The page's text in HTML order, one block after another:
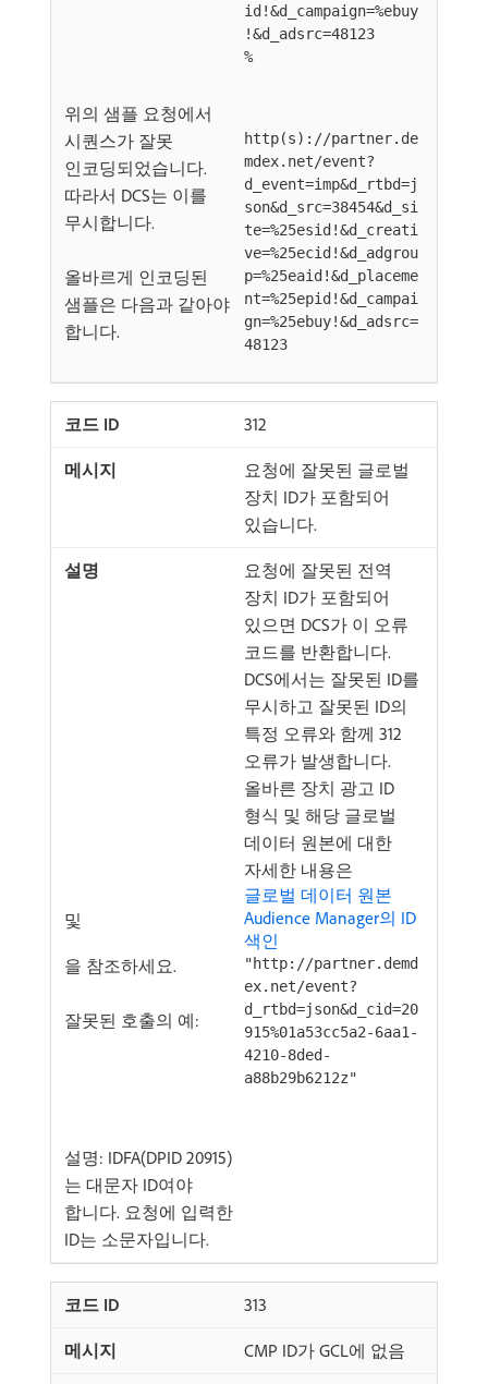
id!&d_campaign=%ebuy
!&d_adsrc=48123
위의 샘플 요청에서
%
시퀀스가 잘못
인코딩되었습니다.
따라서 DCS는 이를
무시합니다.
올바르게 인코딩된
샘플은 다음과 같아야
합니다.
http(s)://partner.de
mdex.net/event?
d_event=imp&d_rtbd=j
son&d_src=38454&d_si
te=%25esid!&d_creati
ve=%25ecid!&d_adgrou
p=%25eaid!&d_placeme
nt=%25epid!&d_campai
gn=%25ebuy!&d_adsrc=
48123
312
요청에 잘못된 글로벌
장치 ID가 포함되어
있습니다.
요청에 잘못된 전역
장치 ID가 포함되어
있으면 DCS가 이 오류
코드를 반환합니다.
DCS에서는 잘못된 ID를
무시하고 잘못된 ID의
특정 오류와 함께 312
오류가 발생합니다.
올바른 장치 광고 ID
형식 및 해당 글로벌
데이터 원본에 대한
자세한 내용은
글로벌 데이터 원본
및
Audience Manager의 ID
색인
을 참조하세요.
잘못된 호출의 예:
"http://partner.demd
ex.net/event?
d_rtbd=json&d_cid=20
915%01a53cc5a2-6aa1-
4210-8ded-
a88b29b6212z"
설명: IDFA(DPID 20915)
는 대문자 ID여야
합니다. 요청에 입력한
ID는 소문자입니다.
313
CMP ID가 GCL에 없음